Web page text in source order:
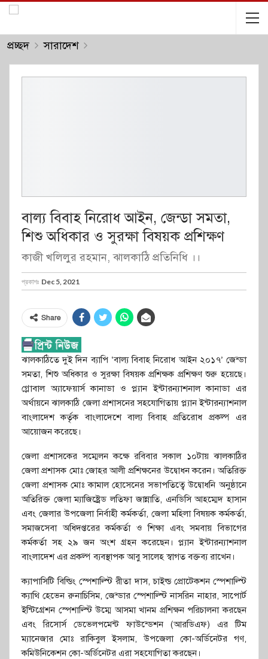
প্রচ্ছদ সারাদেশ
বাল্য বিবাহ নিরোধ আইন, জেন্ডা সমতা,
শিশু অধিকার ও সুরক্ষা বিষয়ক প্রশিক্ষণ
কাজী খলিলুর রহমান, ঝালকাঠি প্রতিনিধি ।।
প্রকাশঃ Dec 5, 2021
Share
ঝালকাঠিতে দুই দিন ব্যাপি ‘বাল্য বিবাহ নিরোধ আইন ২০১৭’ জেন্ডা
সমতা, শিশু অধিকার ও সুরক্ষা বিষয়ক প্রশিক্ষক প্রশিক্ষণ শুরু হয়েছে।
গ্লোবাল অ্যাফেয়ার্স কানাডা ও প্ল্যান ইন্টারন্যাশনাল কানাডা এর
অর্থায়নে ঝালকাঠি জেলা প্রশাসনের সহযোগিতায় প্ল্যান ইন্টারন্যাশনাল
বাংলাদেশ কর্তৃক বাংলাদেশে বাল্য বিবাহ প্রতিরোধ প্রকল্প এর
আয়োজন করেছে।
জেলা প্রশাসকের সম্মেলন কক্ষে রবিবার সকাল ১০টায় ঝালকাঠির
জেলা প্রশাসক মোঃ জোহর আলী প্রশিক্ষনের উদ্বোধন করেন। অতিরিক্ত
জেলা প্রশাসক মোঃ কামাল হোসেনের সভাপতিত্বে উদ্বোধনি অনুষ্ঠানে
অতিরিক্ত জেলা ম্যাজিষ্ট্রেড লতিফা জান্নাতি, এনডিসি আহম্মেদ হাসান
এবং জেলার উপজেলা নির্বাহী কর্মকর্তা, জেলা মহিলা বিষয়ক কর্মকর্তা,
সমাজসেবা অধিদপ্তরের কর্মকর্তা ও শিক্ষা এবং সমবায় বিভাগের
কর্মকর্তা সহ ২৯ জন অংশ গ্রহন করেছেন। প্ল্যান ইন্টারন্যাশনাল
বাংলাদেশ এর প্রকল্প ব্যবস্থাপক আবু সালেহ স্বাগত বক্তব্য রাখেন।
ক্যাপাসিটি বিল্ডিং স্পেশাল্স্টি রীতা দাস, চাইল্ড প্রোটেকশন স্পেশাল্স্টি
ক্যাথি হেভেন রুনাচিসিম, জেন্ডার স্পেশাল্স্টি নাসরিন নাহার, সাপোর্ট
ইন্টিগ্রেশন স্পেশাল্স্টি উম্মে আসমা খানম প্রশিক্ষন পরিচালনা করছেন
এবং রিসোর্স ডেভেলপমেন্ট ফাউন্ডেশন (আরডিএফ) এর টিম
ম্যানেজার মোঃ রাকিবুল ইসলাম, উপজেলা কো-অর্ডিনেটর গণ,
কমিউনিকেশন কো-অর্ডিনেটর এরা সহযোগিতা করছেন।